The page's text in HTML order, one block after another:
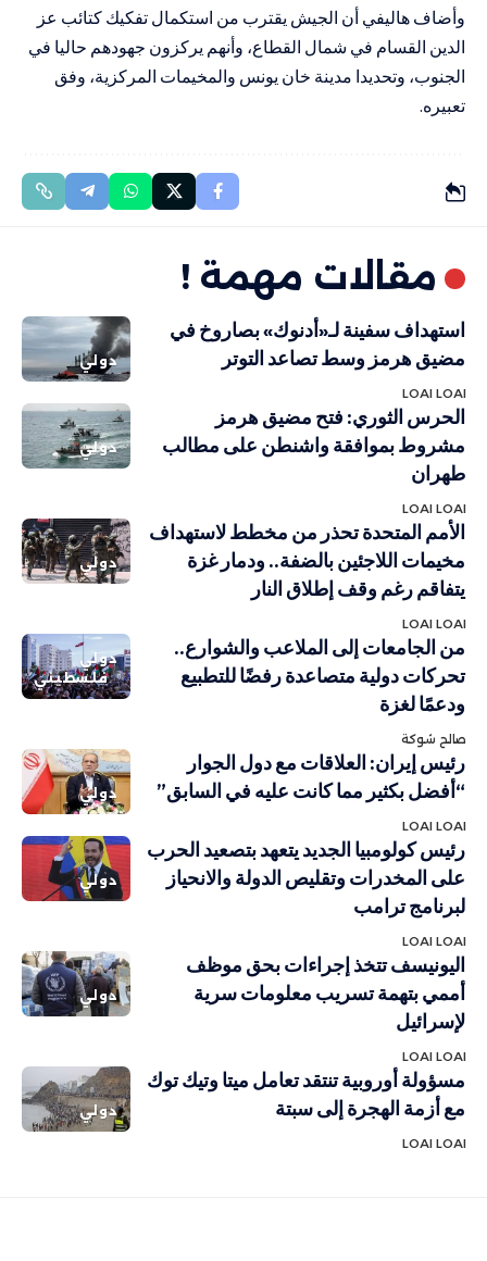
وأضاف هاليفي أن الجيش يقترب من استكمال تفكيك كتائب عز
الدين القسام في شمال القطاع، وأنهم يركزون جهودهم حاليا في
الجنوب، وتحديدا مدينة خان يونس والمخيمات المركزية، وفق
تعبيره.
مقالات مهمة !
دولي
استهداف سفينة لـ«أدنوك» بصاروخ في
مضيق هرمز وسط تصاعد التوتر
LOAI LOAI
دولي
الحرس الثوري: فتح مضيق هرمز
مشروط بموافقة واشنطن على مطالب
طهران
LOAI LOAI
دولي
الأمم المتحدة تحذر من مخطط لاستهداف
مخيمات اللاجئين بالضفة.. ودمار غزة
يتفاقم رغم وقف إطلاق النار
LOAI LOAI
دولي
فلسطيني
من الجامعات إلى الملاعب والشوارع..
تحركات دولية متصاعدة رفضًا للتطبيع
ودعمًا لغزة
صالح شوكة
دولي
رئيس إيران: العلاقات مع دول الجوار
“أفضل بكثير مما كانت عليه في السابق”
LOAI LOAI
دولي
رئيس كولومبيا الجديد يتعهد بتصعيد الحرب
على المخدرات وتقليص الدولة والانحياز
لبرنامج ترامب
LOAI LOAI
دولي
اليونيسف تتخذ إجراءات بحق موظف
أممي بتهمة تسريب معلومات سرية
لإسرائيل
LOAI LOAI
دولي
مسؤولة أوروبية تنتقد تعامل ميتا وتيك توك
مع أزمة الهجرة إلى سبتة
LOAI LOAI